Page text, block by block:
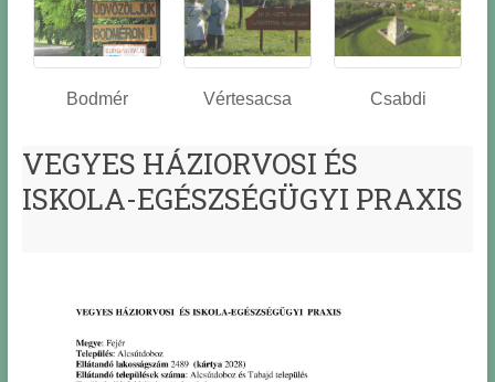
z
Bodmér Vértesacsa Csabdi
VEGYES HÁZIORVOSI ÉS
ISKOLA-EGÉSZSÉGÜGYI PRAXIS